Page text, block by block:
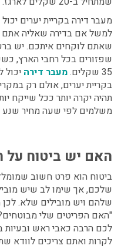
מעבר דירה בקריית יערים
למשל אם בדירה שאליה אתם
שאתם לוקחים איתכם. יש
35 שקלים.
מעבר דירה יכול
בקריית יערים, אולם רק
תהיה יקרה יותר ככל שייקח
משלמים לפי שעה מחיר שנע בין 300-400
האם יש ביטוח על
ביטוח הוא פרט חשוב
שלכם, אך שימו לב שיש
שלהם ויש מובילים שלא.
"האם הפריטים שלי
לכם הרבה כאבי ראש ובעיות
לקרות ואתם צריכים לוודא